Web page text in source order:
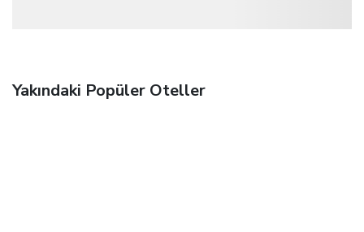
Yakındaki Popüler Oteller